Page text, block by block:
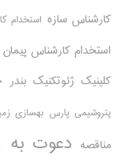
کارشناس سازه استخدام
استخدام کارشناس
کلینیک ژئوتکنیک
پتروشیمی پارس بهسازی
مناقصه دعوت به